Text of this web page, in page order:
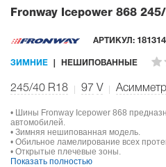
Fronway Icepower 868
АРТИКУЛ: 181314
ЗИМНИЕ НЕШИПОВАННЫЕ
245/40 R18 97 V
• Шины Fronway Icepower 868
автомобилей.
• Зимняя нешипованная модель.
• Обильное ламелирование всех
• Открытые плечевые зоны.
Показать полностью